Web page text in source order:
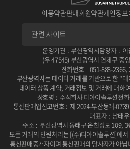
기진단 외상후점수 - 상담사 진단 우울 -
에서 주요우울장애 선별을 위한 PHQ-2/
용성 연구 목적: 일차의료 환경에서
사용하는 선별검사의 효율성과 정확성을
2월부터 6월까지 일개 대학병원 외래환
2, PHQ-9, BDI 설문조사 및 DSM-IV 기
결과: PHQ-2/PHQ-9 연속선별검사는
높고 소요 시간이 적어 일차진료에서 우
확인됨 DOI / 링크: 논문 보기 � 뇌교육 기반 명상과 응용근신경학
이용약관판매회원약관개인정보
운영기관 : 부산광역시담당자 :
(우 47545) 부산광역시 연제구 중
전화번호 : 051-888-2366,
부산광역시는 데이터 거래를 기반으로 한 "
데이터 상품 계약, 거래정보 및 거래에 대하
상호명 : 주식회사 디아이솔루션전
통신판매업신고번호 : 제 2024-부산동래-
대표자 : 남태우
주소 : 부산광역시 동래구 온천장로 109,
모든 거래의 민원처리는 [(주)디아이솔루션]에
통신판매중개자이며 통신판매의 당사자가 아닙